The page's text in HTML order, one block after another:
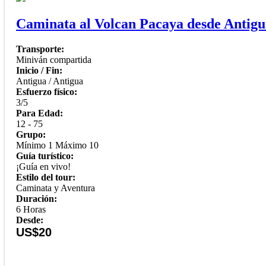
Caminata al Volcan Pacaya desde
Transporte:
Miniván compartida
Inicio / Fin:
Antigua / Antigua
Esfuerzo físico:
3/5
Para Edad:
12 - 75
Grupo:
Mínimo 1 Máximo 10
Guía turístico:
¡Guía en vivo!
Estilo del tour:
Caminata y Aventura
Duración:
6 Horas
Desde:
US$20